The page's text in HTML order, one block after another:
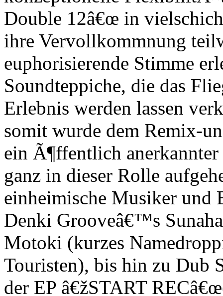
Double 12â€œ in
ihre Vervollkommnung
euphorisierende Stimme
Soundteppiche, die das
Erlebnis werden lassen
somit wurde dem Remix-
ein Ã¶ffentlich
ganz in dieser Rolle
einheimische Musiker und
Denki Grooveâ€™s
Motoki (kurzes
Touristen), bis hin zu Dub
der EP â€žSTART